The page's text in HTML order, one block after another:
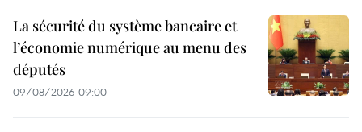
La sécurité du système bancaire et
l’économie numérique au menu des
députés
09/08/2026 09:00